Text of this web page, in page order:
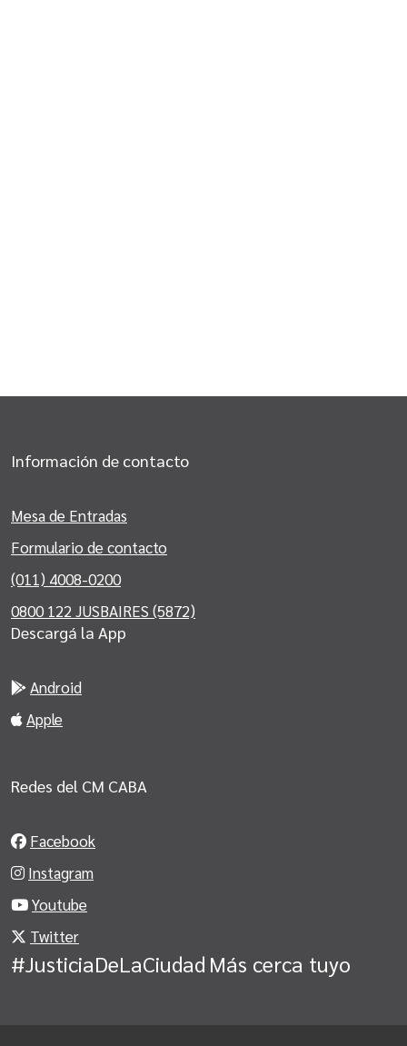
Información de contacto
Mesa de Entradas
Formulario de contacto
(011) 4008-0200
0800 122 JUSBAIRES (5872)
Descargá la App
Android
Apple
Redes del CM CABA
Facebook
Instagram
Youtube
Twitter
#JusticiaDeLaCiudad Más cerca tuyo